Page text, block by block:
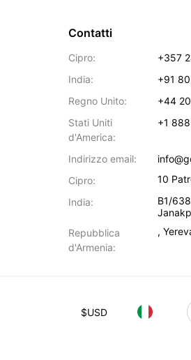
Contatti
Cipro:
+357
India:
+91
Regno Unito:
+44
Stati Uniti
d'America:
+1
Indirizzo email:
Cipro:
10
India:
B1/
Repubblica
d'Armenia:
,
$USD